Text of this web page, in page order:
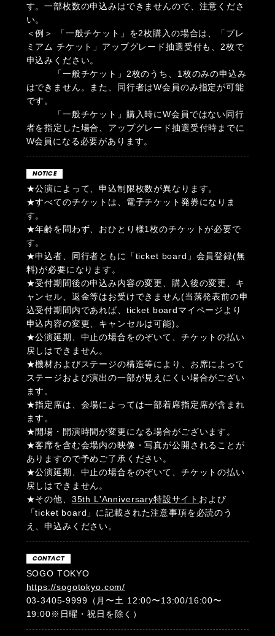
す。一部枚数の申込みはできませんので、注意くださ
い。
＜例＞ 「一般チケット」を2枚購入の場合は、「プレ
ミアム チケット」アップグレード抽選受付も、2枚で
申込みください。
「一般チケット」2枚のうち、1枚のみの申込み
はできません。また、同行者はW会員のみ指定が可能
です。
「一般チケット」購入時にW会員ではない同行
者を指定した場合、アップグレード抽選受付時までに
W会員になる必要があります。
NOTICE
★公演によって、申込制限枚数が異なります。
★すべてのチケットは、電子チケット発券になりま
す。
★年齢を問わず、おひとり様1枚のチケットが必要で
す。
★申込者、同行者ともに「ticket board」会員登録(無
料)が必要になります。
★受付期間後の申込み内容の変更、購入後の変更、キ
ャンセル、返金等はお受けできません(当落発表前の申
込受付期間内であれば、ticket boardマイページより
申込内容の変更、キャンセルは可能)。
★公演延期、中止の場合をのぞいて、チケットの払い
戻しはできません。
★機材およびステージの構造等により、お席によって
ステージおよび演出の一部が見えにくい場合がござい
ます。
★指定席は、会場によっては一部着席指定席が含まれ
ます。
★開場・開演時間が変更になる場合がございます。
★客席を含む会場内の映像・写真が公開されることが
ありますので予めご了承ください。
★公演延期、中止の場合をのぞいて、チケットの払い
戻しはできません。
★その他、 35th L'Anniversary特設サイト および
「ticket board」に記載された注意事項を必読のう
え、申込みください。
CONTACT
SOGO TOKYO
https://sogotokyo.com/
03-3405-9999（月〜土 12:00〜13:00/16:00〜
19:00※日曜・祝日を除く）